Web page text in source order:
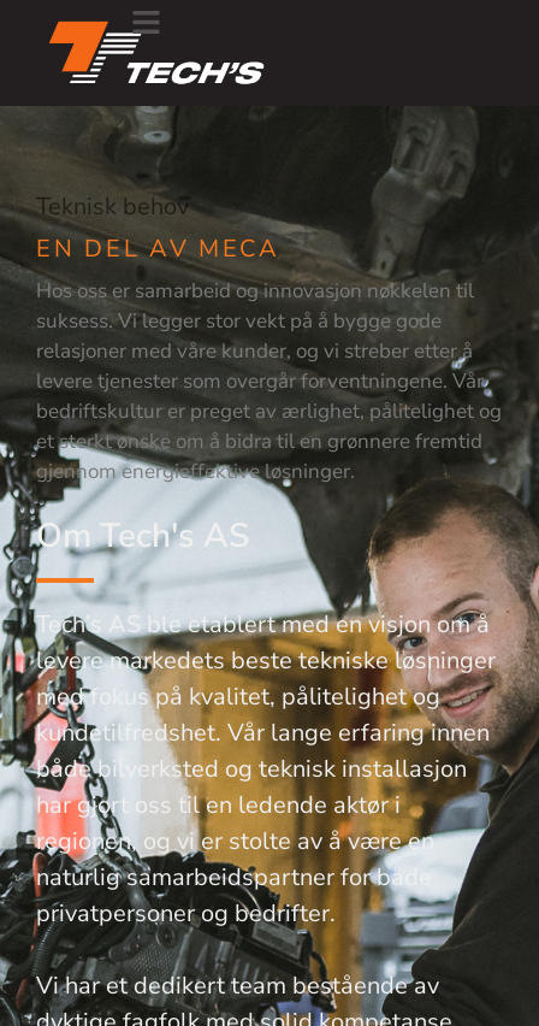
Teknisk behov
EN DEL AV MECA
Hos oss er samarbeid og innovasjon nøkkelen til
suksess. Vi legger stor vekt på å bygge gode
relasjoner med våre kunder, og vi streber etter å
levere tjenester som overgår forventningene. Vår
bedriftskultur er preget av ærlighet, pålitelighet og
et sterkt ønske om å bidra til en grønnere fremtid
gjennom energieffektive løsninger.
Om Tech's AS
Tech’s AS ble etablert med en visjon om å
levere markedets beste tekniske løsninger
med fokus på kvalitet, pålitelighet og
kundetilfredshet. Vår lange erfaring innen
både bilverksted og teknisk installasjon
har gjort oss til en ledende aktør i
regionen, og vi er stolte av å være en
naturlig samarbeidspartner for både
privatpersoner og bedrifter.
Vi har et dedikert team bestående av